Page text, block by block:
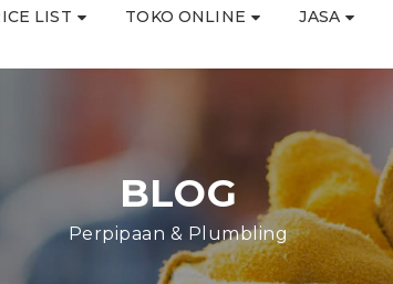
LIST TOKO ONLINE JASA
BLOG
Perpipaan & Plumbling